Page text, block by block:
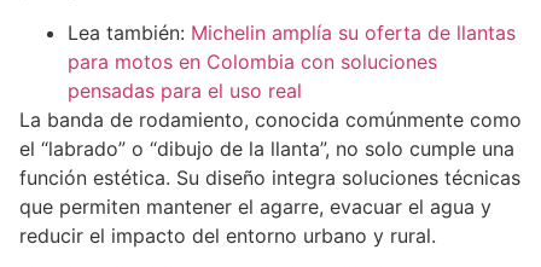
Lea también: Michelin amplía su oferta de llantas
para motos en Colombia con soluciones
pensadas para el uso real
La banda de rodamiento, conocida comúnmente como
el “labrado” o “dibujo de la llanta”, no solo cumple una
función estética. Su diseño integra soluciones técnicas
que permiten mantener el agarre, evacuar el agua y
reducir el impacto del entorno urbano y rural.